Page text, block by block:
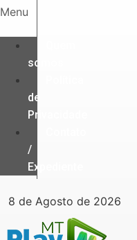
Ir
o
conteúdo
Menu
somos
de
Privacidade
/
Expediente
8 de Agosto de 2026